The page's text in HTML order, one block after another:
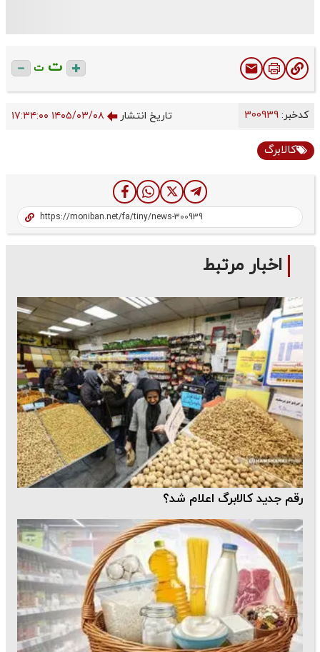
ت ت
کدخبر: تاریخ انتشار ۱۴۰۵/۰۳/۰۸ ۱۷:۳۴:۰۰
کالابرگ
اخبار مرتبط
رقم جدید کالابرگ اعلام شد؟